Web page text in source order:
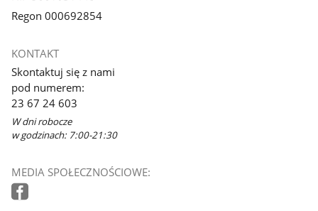
Regon 000692854
KONTAKT
Skontaktuj się z nami
pod numerem:
23 67 24 603
W dni robocze
w godzinach: 7:00-21:30
MEDIA SPOŁECZNOŚCIOWE: